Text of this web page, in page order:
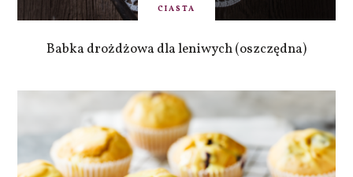
CIASTA
Babka drożdżowa dla leniwych (oszczędna)